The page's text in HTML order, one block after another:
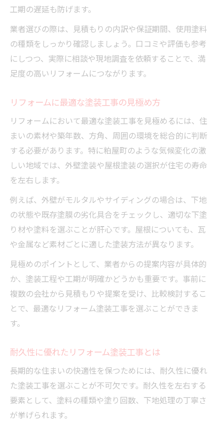
工期の遅延も防げます。
業者選びの際は、見積もりの内訳や保証期間、使用塗料
の種類をしっかり確認しましょう。口コミや評価も参考
にしつつ、実際に相談や現地調査を依頼することで、満
足度の高いリフォームにつながります。
リフォームに最適な塗装工事の見極め方
リフォームにおいて最適な塗装工事を見極めるには、住
まいの素材や築年数、方角、周囲の環境を総合的に判断
する必要があります。特に粕屋町のような気候変化の激
しい地域では、外壁塗装や屋根塗装の選択が住宅の寿命
を左右します。
例えば、外壁がモルタルやサイディングの場合は、下地
の状態や既存塗膜の劣化具合をチェックし、適切な下塗
り材や塗料を選ぶことが肝心です。屋根についても、瓦
や金属など素材ごとに適した塗装方法が異なります。
見極めのポイントとして、業者からの提案内容が具体的
か、塗装工程や工期が明確かどうかも重要です。事前に
複数の会社から見積もりや提案を受け、比較検討するこ
とで、最適なリフォーム塗装工事を選ぶことができま
す。
耐久性に優れたリフォーム塗装工事とは
長期的な住まいの快適性を保つためには、耐久性に優れ
た塗装工事を選ぶことが不可欠です。耐久性を左右する
要素として、塗料の種類や塗り回数、下地処理の丁寧さ
が挙げられます。